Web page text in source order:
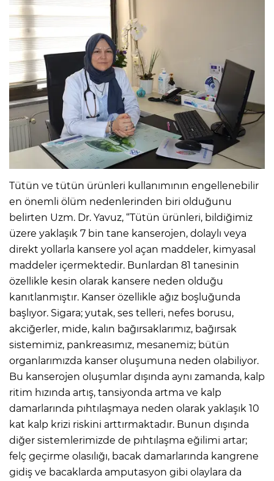
Tütün ve tütün ürünleri kullanımının engellenebilir
en önemli ölüm nedenlerinden biri olduğunu
belirten Uzm. Dr. Yavuz, “Tütün ürünleri, bildiğimiz
üzere yaklaşık 7 bin tane kanserojen, dolaylı veya
direkt yollarla kansere yol açan maddeler, kimyasal
maddeler içermektedir. Bunlardan 81 tanesinin
özellikle kesin olarak kansere neden olduğu
kanıtlanmıştır. Kanser özellikle ağız boşluğunda
başlıyor. Sigara; yutak, ses telleri, nefes borusu,
akciğerler, mide, kalın bağırsaklarımız, bağırsak
sistemimiz, pankreasımız, mesanemiz; bütün
organlarımızda kanser oluşumuna neden olabiliyor.
Bu kanserojen oluşumlar dışında aynı zamanda, kalp
ritim hızında artış, tansiyonda artma ve kalp
damarlarında pıhtılaşmaya neden olarak yaklaşık 10
kat kalp krizi riskini arttırmaktadır. Bunun dışında
diğer sistemlerimizde de pıhtılaşma eğilimi artar;
felç geçirme olasılığı, bacak damarlarında kangrene
gidiş ve bacaklarda amputasyon gibi olaylara da